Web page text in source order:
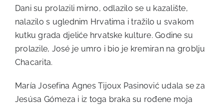
Dani su prolazili mirno, odlazilo se u kazalište,
nalazilo s uglednim Hrvatima i tražilo u svakom
kutku grada djeliće hrvatske kulture. Godine su
prolazile, José je umro i bio je kremiran na groblju
Chacarita.
María Josefina Agnes Tijoux Pasinović udala se za
Jesúsa Gómeza i iz toga braka su rođene moja